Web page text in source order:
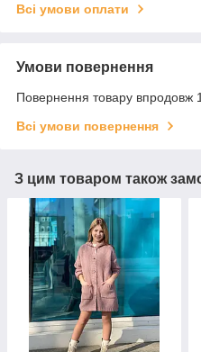
Всі умови оплати
Умови повернення
Повернення товару впродовж
Всі умови повернення
З цим товаром також